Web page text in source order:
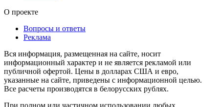
О проекте
Вопросы и ответы
Реклама
Вся информация, размещенная на сайте, носит
информационный характер и не является рекламой или
публичной офертой. Цены в долларах США и евро,
указанные на сайте, приведены с информационной целью.
Все расчеты производятся в белорусских рублях.
При полном или частичном использовании любых